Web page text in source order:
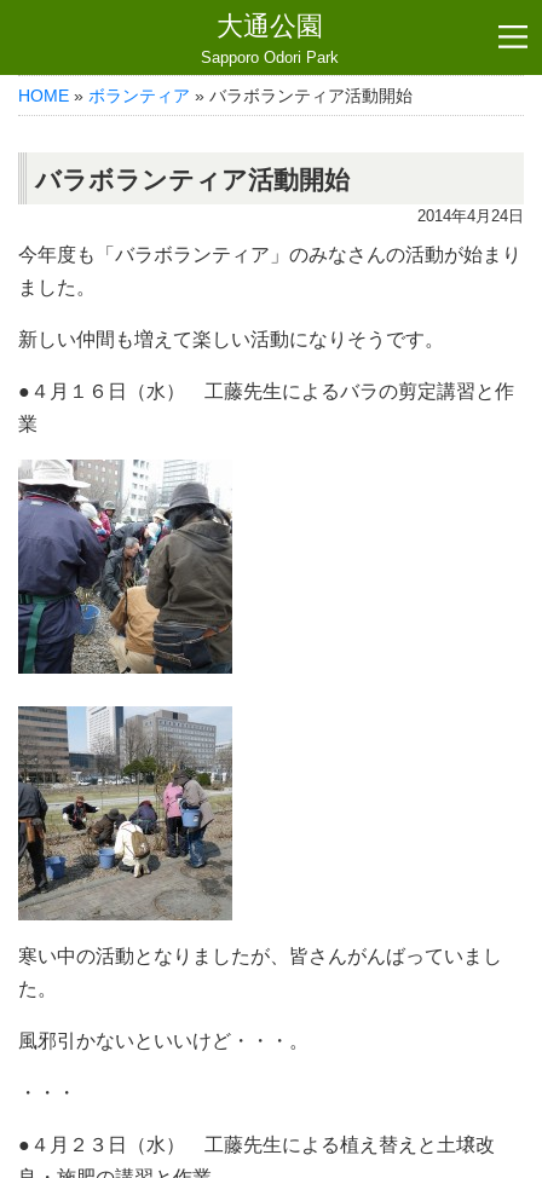
大通公園
Sapporo Odori Park
HOME » ボランティア » バラボランティア活動開始
バラボランティア活動開始
2014年4月24日
今年度も「バラボランティア」のみなさんの活動が始まり
ました。
新しい仲間も増えて楽しい活動になりそうです。
●４月１６日（水） 工藤先生によるバラの剪定講習と作
業
寒い中の活動となりましたが、皆さんがんばっていまし
た。
風邪引かないといいけど・・・。
・・・
●４月２３日（水） 工藤先生による植え替えと土壌改